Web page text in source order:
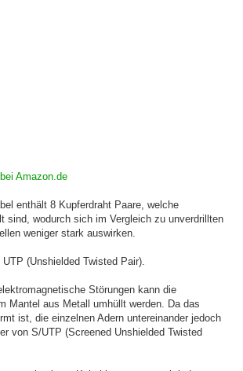
Amazon.de
enthält 8 Kupferdraht Paare, welche
sind, wodurch sich im Vergleich zu unverdrillten
weniger stark auswirken.
(Unshielded Twisted Pair).
Störungen kann die
Mantel aus Metall umhüllt werden. Da das
ist, die einzelnen Adern untereinander jedoch
von S/UTP (Screened Unshielded Twisted